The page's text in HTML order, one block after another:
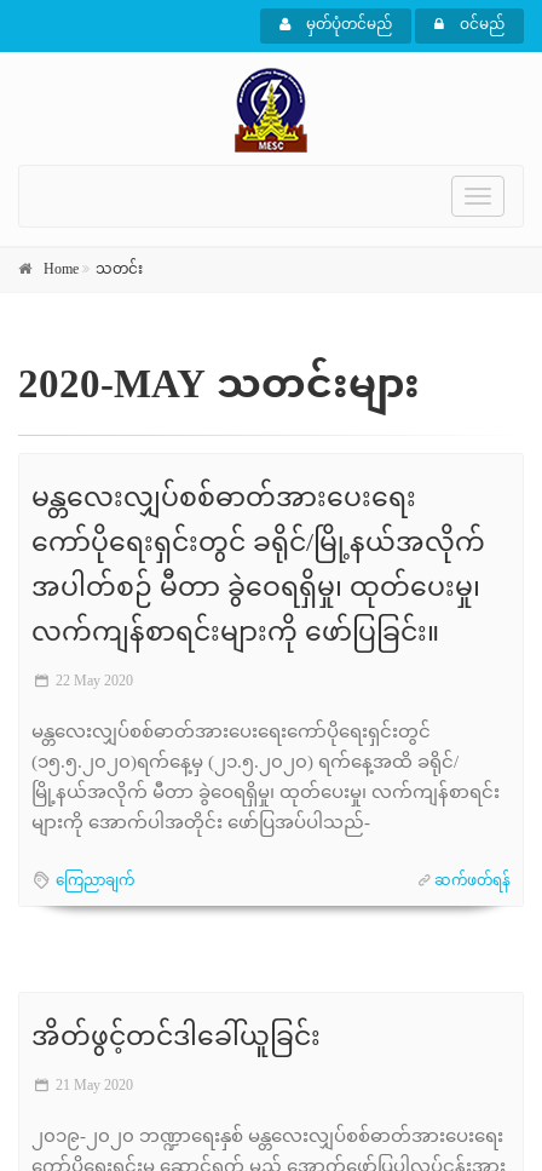
မှတ်ပုံတင်မည် ဝင်မည်
Toggle
Home သတင်း
2020-MAY သတင်းများ
မန္တလေးလျှပ်စစ်ဓာတ်အားပေးရေး
ကော်ပိုရေးရှင်းတွင် ခရိုင်/မြို့နယ်အလိုက်
အပါတ်စဉ် မီတာ ခွဲဝေရရှိမှု၊ ထုတ်ပေးမှု၊
လက်ကျန်စာရင်းများကို ဖော်ပြခြင်း။
22 May 2020
မန္တလေးလျှပ်စစ်ဓာတ်အားပေးရေးကော်ပိုရေးရှင်းတွင်
(၁၅.၅.၂၀၂၀)ရက်နေ့မှ (၂၁.၅.၂၀၂၀) ရက်နေ့အထိ ခရိုင်/
မြို့နယ်အလိုက် မီတာ ခွဲဝေရရှိမှု၊ ထုတ်ပေးမှု၊ လက်ကျန်စာရင်း
များကို အောက်ပါအတိုင်း ဖော်ပြအပ်ပါသည်-
ကြေညာချက် ဆက်ဖတ်ရန်
အိတ်ဖွင့်တင်ဒါခေါ်ယူခြင်း
21 May 2020
၂၀၁၉-၂၀၂၀ ဘဏ္ဍာရေးနှစ် မန္တလေးလျှပ်စစ်ဓာတ်အားပေးရေး